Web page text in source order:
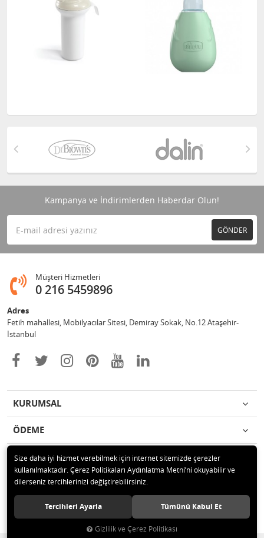
Kampanya ve İndirimlerden Haberdar Olun!
GÖNDER
Müşteri Hizmetleri
0 216 5459896
Adres
Fetih mahallesi, Mobilyacılar Sitesi, Demiray Sokak, No.12 Ataşehir-
İstanbul
KURUMSAL
ÖDEME
İLETİŞİM
© 2020 Leylek Mağazacılık Hizmetleri Ltd. Şti. Tüm hakları saklıdır.
Size daha iyi hizmet verebilmek için internet sitemizde çerezler
kullanılmaktadır. Çerez Politikaları Aydınlatma Metni’ni okuyabilir ve
dilerseniz tercihlerinizi değiştirebilirsiniz.
Tercihleri Ayarla Tümünü Kabul Et
Gizlilik ve Çerez Politikası